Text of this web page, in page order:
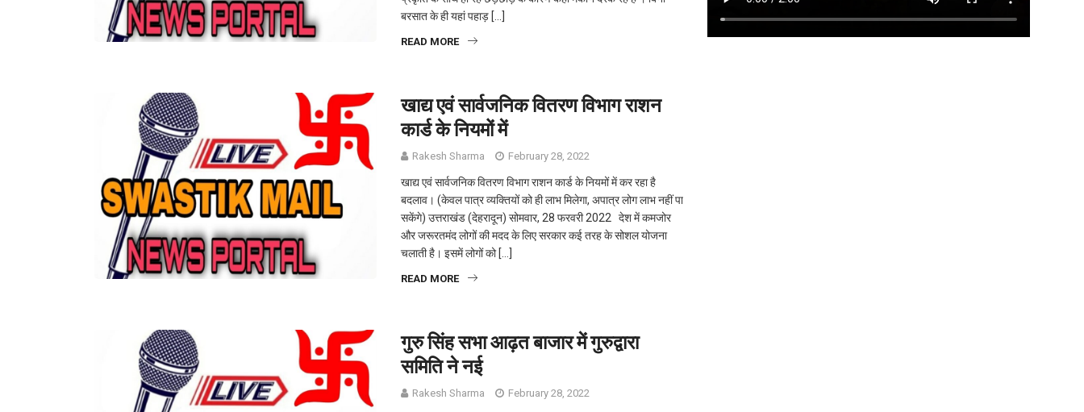
बरसात के ही यहां पहाड़ […]
READ MORE
खाद्य एवं सार्वजनिक वितरण विभाग राशन
कार्ड के नियमों में
Rakesh Sharma February 28, 2022
खाद्य एवं सार्वजनिक वितरण विभाग राशन कार्ड के नियमों में कर रहा है
बदलाव। (केवल पात्र व्‍यक्तियों को ही लाभ मिलेगा, अपात्र लोग लाभ नहीं पा
सकेंगे) उत्तराखंड (देहरादून) सोमवार, 28 फरवरी 2022 देश में कमजोर
और जरूरतमंद लोगों की मदद के लिए सरकार कई तरह के सोशल योजना
चलाती है। इसमें लोगों को […]
READ MORE
गुरु सिंह सभा आढ़त बाजार में गुरुद्वारा
समिति ने नई
Rakesh Sharma February 28, 2022